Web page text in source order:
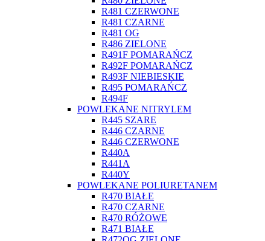
R481 CZERWONE
R481 CZARNE
R481 OG
R486 ZIELONE
R491F POMARAŃCZ
R492F POMARAŃCZ
R493F NIEBIESKIE
R495 POMARAŃCZ
R494F
POWLEKANE NITRYLEM
R445 SZARE
R446 CZARNE
R446 CZERWONE
R440A
R441A
R440Y
POWLEKANE POLIURETANEM
R470 BIAŁE
R470 CZARNE
R470 RÓŻOWE
R471 BIAŁE